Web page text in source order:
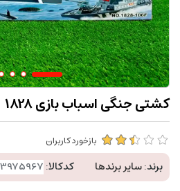
کشتی جنگی اسباب بازی 1828
بازخورد کاربران
برند:سایر برندها کدکالا: